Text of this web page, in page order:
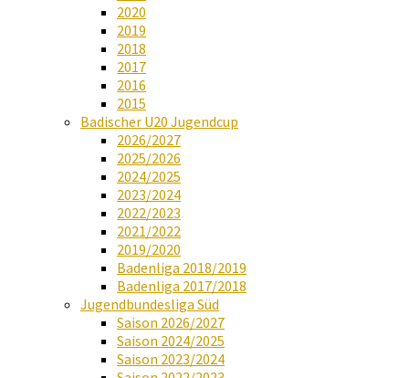
2020
2019
2018
2017
2016
2015
Badischer U20 Jugendcup
2026/2027
2025/2026
2024/2025
2023/2024
2022/2023
2021/2022
2019/2020
Badenliga 2018/2019
Badenliga 2017/2018
Jugendbundesliga Süd
Saison 2026/2027
Saison 2024/2025
Saison 2023/2024